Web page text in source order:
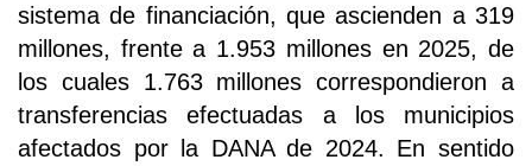
sistema de financiación, que ascienden a 319
millones, frente a 1.953 millones en 2025, de
los cuales 1.763 millones correspondieron a
transferencias efectuadas a los municipios
afectados por la DANA de 2024. En sentido